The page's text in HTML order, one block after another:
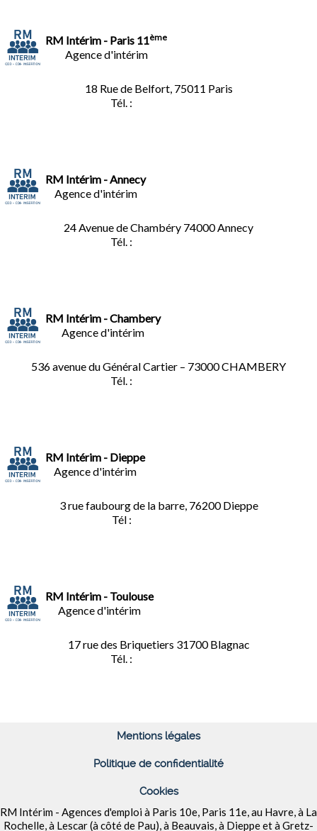
RM Intérim - Paris 11ème
Agence d'intérim
18 Rue de Belfort, 75011 Paris
Tél. :
RM Intérim - Annecy
Agence d'intérim
24 Avenue de Chambéry 74000 Annecy
Tél. :
RM Intérim - Chambery
Agence d'intérim
536 avenue du Général Cartier – 73000 CHAMBERY
Tél. :
RM Intérim - Dieppe
Agence d'intérim
3 rue faubourg de la barre, 76200 Dieppe
Tél :
RM Intérim - Toulouse
Agence d'intérim
17 rue des Briquetiers 31700 Blagnac
Tél. :
Mentions légales
Politique de confidentialité
Cookies
RM Intérim - Agences d'emploi à Paris 10e, Paris 11e, au Havre, à La
Rochelle, à Lescar (à côté de Pau), à Beauvais, à Dieppe et à Gretz-